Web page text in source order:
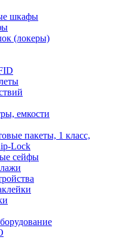
шкафы
(локеры)
емкости
пакеты, 1 класс,
Lock
сейфы